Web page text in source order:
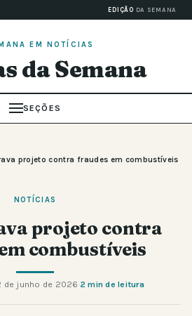
EDIÇÃO DA SEMANA
EM NOTÍCIAS
da Semana
SEÇÕES
projeto contra fraudes em combustíveis
NOTÍCIAS
projeto contra
combustíveis
de junho de 2026·2 min de leitura